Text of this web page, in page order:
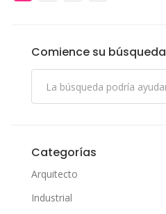
Comience su búsqueda
Categorías
Arquitecto
Industrial